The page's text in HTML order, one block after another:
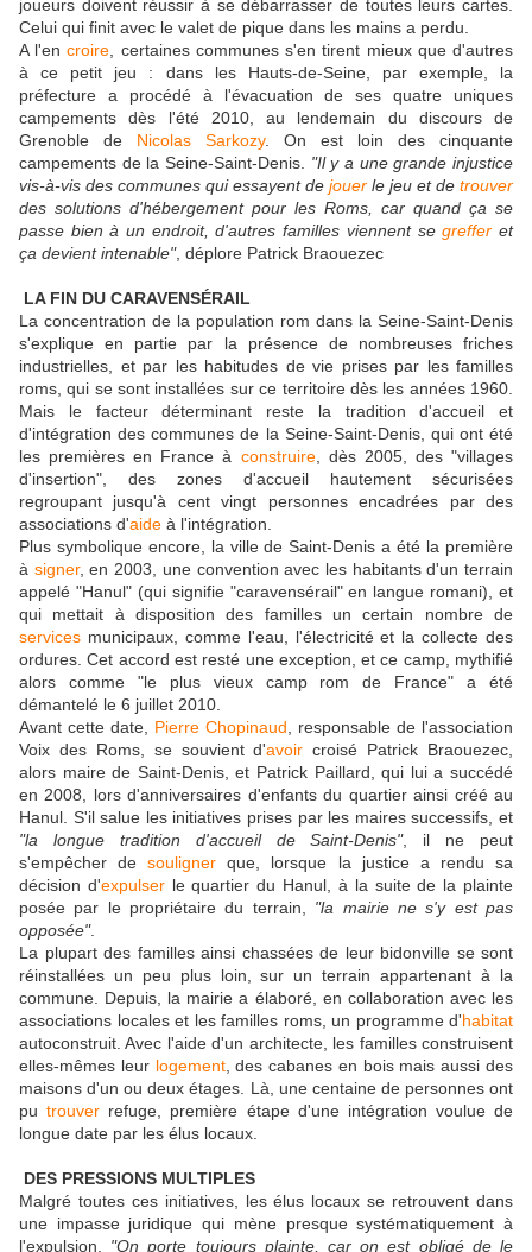
joueurs doivent réussir à se débarrasser de toutes leurs cartes.
Celui qui finit avec le valet de pique dans les mains a perdu.
A l'encroire , certaines communes s'en tirent mieux que d'autres
à ce petit jeu : dans les Hauts-de-Seine, par exemple, la
préfecture a procédé à l'évacuation de ses quatre uniques
campements dès l'été 2010, au lendemain du discours de
Grenoble de Nicolas Sarkozy. On est loin des cinquante
campements de la Seine-Saint-Denis. "Il y a une grande injustice
vis-à-vis des communes qui essayent de jouer le jeu et de trouver
des solutions d'hébergement pour les Roms, car quand ça se
passe bien à un endroit, d'autres familles viennent segreffer et
ça devient intenable", déplore Patrick Braouezec
LA FIN DU CARAVENSÉRAIL
La concentration de la population rom dans la Seine-Saint-Denis
s'explique en partie par la présence de nombreuses friches
industrielles, et par les habitudes de vie prises par les familles
roms, qui se sont installées sur ce territoire dès les années 1960.
Mais le facteur déterminant reste la tradition d'accueil et
d'intégration des communes de la Seine-Saint-Denis, qui ont été
les premières en France à construire, dès 2005, des "villages
d'insertion", des zones d'accueil hautement sécurisées
regroupant jusqu'à cent vingt personnes encadrées par des
associations d'aide à l'intégration.
Plus symbolique encore, la ville de Saint-Denis a été la première
à signer, en 2003, une convention avec les habitants d'un terrain
appelé "Hanul" (qui signifie "caravensérail" en langue romani), et
qui mettait à disposition des familles un certain nombre de
services municipaux, comme l'eau, l'électricité et la collecte des
ordures. Cet accord est resté une exception, et ce camp, mythifié
alors comme "le plus vieux camp rom de France" a été
démantelé le 6 juillet 2010.
Avant cette date, Pierre Chopinaud , responsable de l'association
Voix des Roms, se souvient d'avoir croisé Patrick Braouezec,
alors maire de Saint-Denis, et Patrick Paillard, qui lui a succédé
en 2008, lors d'anniversaires d'enfants du quartier ainsi créé au
Hanul. S'il salue les initiatives prises par les maires successifs, et
"la longue tradition d'accueil de Saint-Denis", il ne peut
s'empêcher desouligner que, lorsque la justice a rendu sa
décision d'expulserle quartier du Hanul, à la suite de la plainte
posée par le propriétaire du terrain, "la mairie ne s'y est pas
opposée".
La plupart des familles ainsi chassées de leur bidonville se sont
réinstallées un peu plus loin, sur un terrain appartenant à la
commune. Depuis, la mairie a élaboré, en collaboration avec les
associations locales et les familles roms, un programme d'habitat
autoconstruit. Avec l'aide d'un architecte, les familles construisent
elles-mêmes leur logement, des cabanes en bois mais aussi des
maisons d'un ou deux étages. Là, une centaine de personnes ont
putrouver refuge, première étape d'une intégration voulue de
longue date par les élus locaux.
DES PRESSIONS MULTIPLES
Malgré toutes ces initiatives, les élus locaux se retrouvent dans
une impasse juridique qui mène presque systématiquement à
l'expulsion. "On porte toujours plainte, car on est obligé de le